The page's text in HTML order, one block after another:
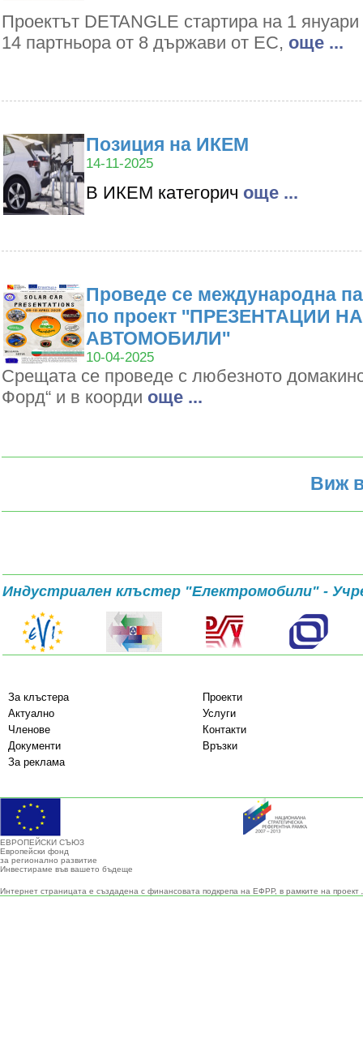
Проектът DETANGLE стартира на 1
14 партньора от 8 държави от ЕС, oще ...
Позиция на ИКЕМ
14-11-2025
В ИКЕМ категорич oще ...
Проведе се международна
по проект ''ПРЕЗЕНТАЦИИ
АВТОМОБИЛИ''
10-04-2025
Срещата се проведе с любезното
Форд“ и в коорди oще ...
Виж
Индустриален клъстер "Електромобили" -
За клъстера
Проекти
Актуално
Услуги
Членове
Контакти
Документи
Връзки
За реклама
ЕВРОПЕЙСКИ СЪЮЗ
Европейски фонд
за регионално развитие
Инвестираме във вашето бъдеще
Интернет страницата е създадена с финансовата подкрепа на ЕФРР, в рамките на